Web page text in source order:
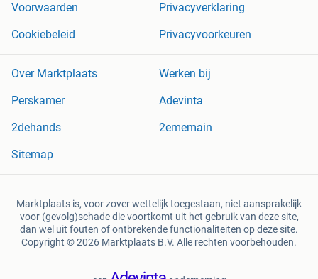
Voorwaarden
Privacyverklaring
Cookiebeleid
Privacyvoorkeuren
Over Marktplaats
Werken bij
Perskamer
Adevinta
2dehands
2ememain
Sitemap
Marktplaats is, voor zover wettelijk toegestaan, niet aansprakelijk
voor (gevolg)schade die voortkomt uit het gebruik van deze site,
dan wel uit fouten of ontbrekende functionaliteiten op deze site.
Copyright © 2026 Marktplaats B.V. Alle rechten voorbehouden.